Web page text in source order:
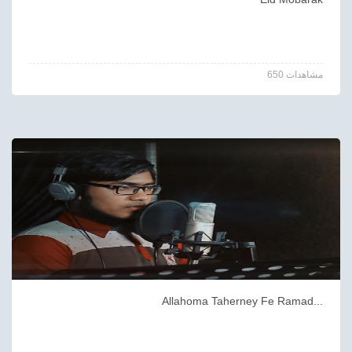
650 مشاهدات
Allahoma Taherney Fe Ramad...